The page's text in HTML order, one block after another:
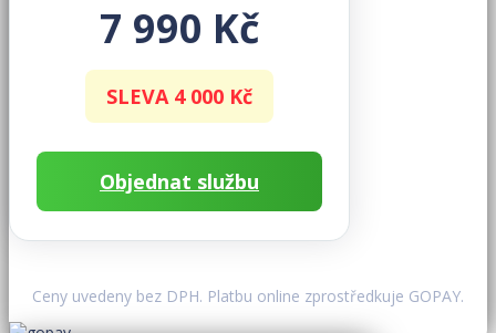
7 990 Kč
SLEVA 4 000 Kč
Objednat službu
Ceny uvedeny bez DPH. Platbu online zprostředkuje GOPAY.